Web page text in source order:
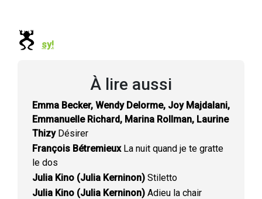
sy!
À lire aussi
Emma Becker, Wendy Delorme, Joy Majdalani,
Emmanuelle Richard, Marina Rollman, Laurine
ThizyDésirer
François BétremieuxLa nuit quand je te gratte
le dos
Julia Kino (Julia Kerninon) Stiletto
Julia Kino (Julia Kerninon) Adieu la chair